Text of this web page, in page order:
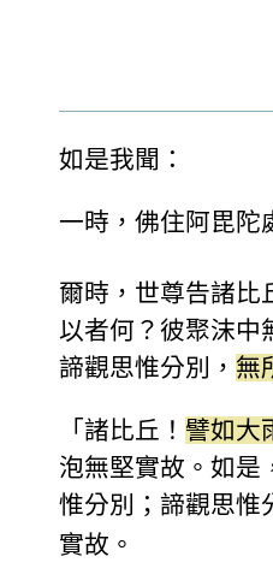
如是我聞：
一時，佛住阿毘陀
爾時，世尊告諸比
以者何？彼聚沫中
諦觀思惟分別， 無
「諸比丘！ 譬如大
泡無堅實故。如是
惟分別；諦觀思惟
實故。